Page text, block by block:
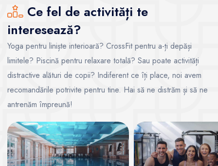
Ce fel de activități te
interesează?
Yoga pentru liniște interioară? CrossFit pentru a-ți depăși
limitele? Piscină pentru relaxare totală? Sau poate activități
distractive alături de copii? Indiferent ce îți place, noi avem
recomandările potrivite pentru tine. Hai să ne distrăm și să ne
antrenăm împreună!